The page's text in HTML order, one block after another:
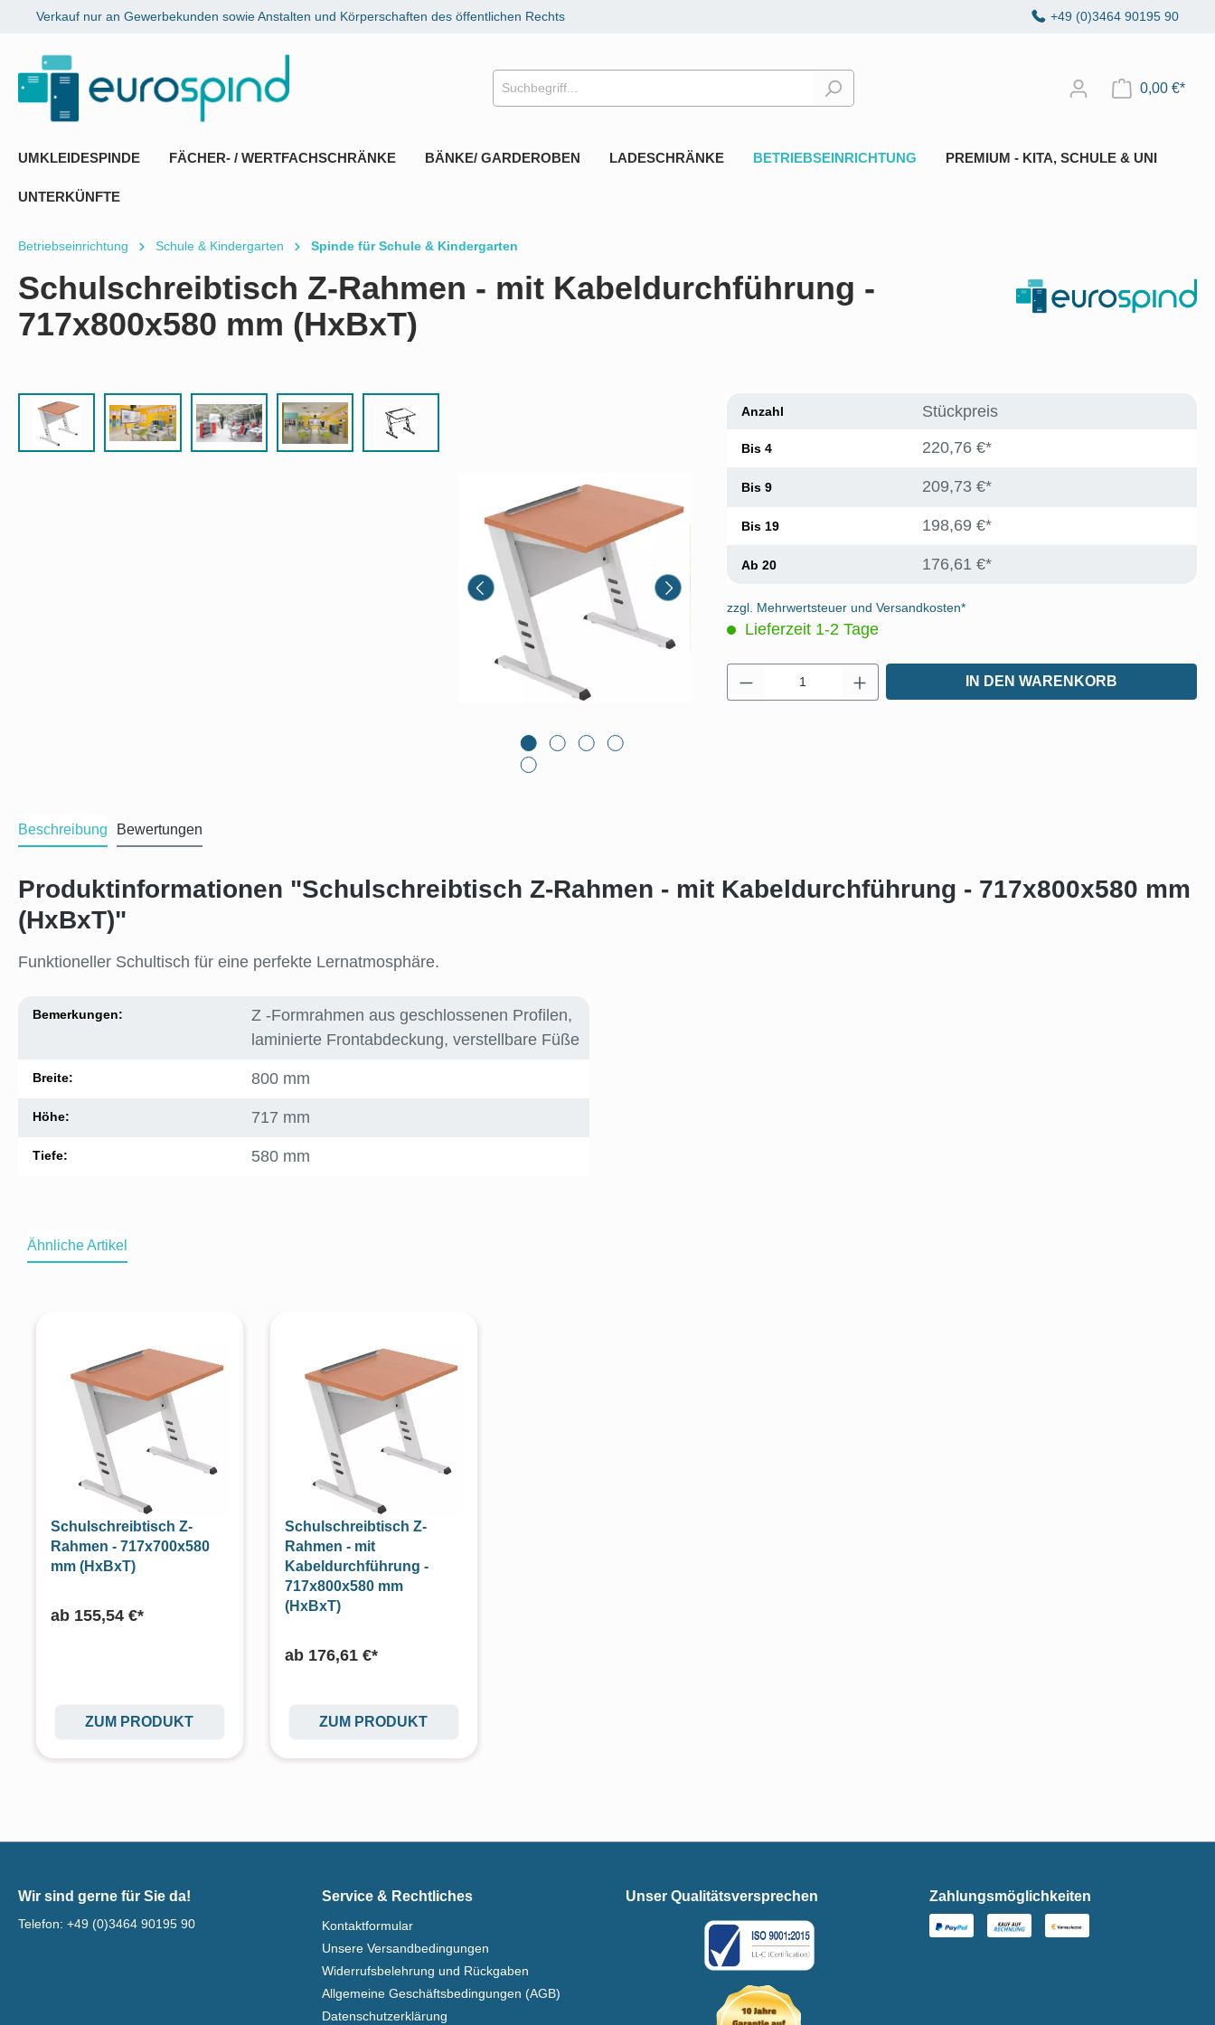
Zur Hauptnavigation springen
Verkauf nur an Gewerbekunden sowie Anstalten und Körperschaften des öffentlichen Rechts +49 (0)3464 90195 90
0,00 €*
UMKLEIDESPINDE FÄCHER- / WERTFACHSCHRÄNKE BÄNKE/ GARDEROBEN LADESCHRÄNKE BETRIEBSEINRICHTUNG PREMIUM - KITA, SCHULE & UNI
UNTERKÜNFTE
Betriebseinrichtung Schule & Kindergarten Spinde für Schule & Kindergarten
Schulschreibtisch Z-Rahmen - mit Kabeldurchführung -
717x800x580 mm (HxBxT)
Bildergalerie überspringen
Anzahl Stückpreis
Bis 4 220,76 €*
Bis 9 209,73 €*
Bis 19 198,69 €*
Ab 20 176,61 €*
zzgl. Mehrwertsteuer und Versandkosten*
Lieferzeit 1-2 Tage
Produkt Anzahl: Gib den gewünschten Wert ein
IN DEN WARENKORB
Beschreibung Bewertungen
Produktinformationen "Schulschreibtisch Z-Rahmen - mit Kabeldurchführung - 717x800x580 mm
(HxBxT)"
Funktioneller Schultisch für eine perfekte Lernatmosphäre.
Bemerkungen: Z -Formrahmen aus geschlossenen Profilen,
laminierte Frontabdeckung, verstellbare Füße
Breite: 800 mm
Höhe: 717 mm
Tiefe: 580 mm
Ähnliche Artikel
Schulschreibtisch Z-
Rahmen - 717x700x580
mm (HxBxT)
ab 155,54 €*
ZUM PRODUKT
Schulschreibtisch Z-
Rahmen - mit
Kabeldurchführung -
717x800x580 mm
(HxBxT)
ab 176,61 €*
ZUM PRODUKT
Wir sind gerne für Sie da!
Telefon: +49 (0)3464 90195 90
Service & Rechtliches
Kontaktformular
Unsere Versandbedingungen
Widerrufsbelehrung und Rückgaben
Allgemeine Geschäftsbedingungen (AGB)
Datenschutzerklärung
Unser Qualitätsversprechen Zahlungsmöglichkeiten